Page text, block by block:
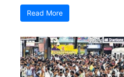
Read More